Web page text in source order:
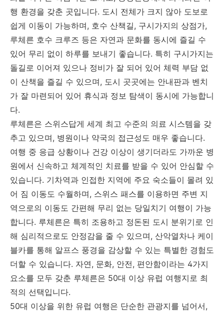
행 환경을 갖춘 곳입니다. 도시 전체가 크지 않아 도보로
쉽게 이동이 가능하며, 호수 산책길, 구시가지의 상점가,
루체른 호수 크루즈 등은 자연과 문화를 동시에 즐길 수
있어 무리 없이 하루를 보내기 좋습니다. 특히 구시가지는
돌길로 이어져 있으나 정비가 잘 되어 있어 체력 부담 없
이 산책을 즐길 수 있으며, 도시 곳곳에는 안내판과 벤치
가 잘 마련되어 있어 휴식과 정보 탐색이 동시에 가능합니
다.
루체른은 스위스답게 세계 최고 수준의 의료 시스템을 갖
추고 있으며, 병원이나 약국의 접근성도 매우 좋습니다.
여행 중 응급 상황이나 건강 이상이 생기더라도 가까운 병
원에서 신속하고 체계적인 치료를 받을 수 있어 안심할 수
있습니다. 기차역과 인접한 지역에 주요 숙소들이 몰려 있
어 짐 이동도 수월하며, 스위스 패스를 이용하면 주변 지
역으로의 이동도 간편해 무리 없는 당일치기 여행이 가능
합니다. 루체른은 특히 조용하고 정돈된 도시 분위기로 인
해 심리적으로도 안정감을 줄 수 있으며, 산악열차나 케이
블카를 통해 알프스 풍경을 감상할 수 있는 특별한 경험도
더할 수 있습니다. 자연, 문화, 안전, 편안함이라는 4가지
요소를 모두 갖춘 루체른은 50대 이상 유럽 여행지로 최
적의 선택입니다.
50대 이상을 위한 유럽 여행은 단순한 관광지를 넘어서,